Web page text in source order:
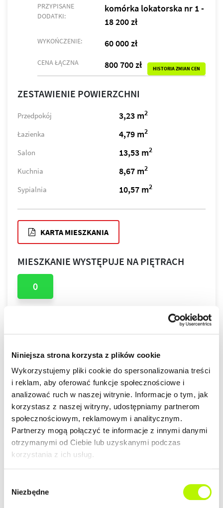
Niniejsza strona korzysta z plików cookie
Wykorzystujemy pliki cookie do spersonalizowania treści
i reklam, aby oferować funkcje społecznościowe i
analizować ruch w naszej witrynie. Informacje o tym, jak
korzystasz z naszej witryny, udostępniamy partnerom
społecznościowym, reklamowym i analitycznym.
Partnerzy mogą połączyć te informacje z innymi danymi
otrzymanymi od Ciebie lub uzyskanymi podczas
korzystania z ich usług.
zgody
Niezbędne
PRZYPISANE
DODATKI:
komórka lokatorska nr 1 -
18 200 zł
WYKOŃCZENIE: 60 000 zł
CENA ŁĄCZNA 800 700 zł HISTORIA ZMIAN CEN
ZESTAWIENIE POWIERZCHNI
Przedpokój 3,23 m2
Łazienka 4,79 m2
Salon 13,53 m2
Kuchnia 8,67 m2
Sypialnia 10,57 m2
KARTA MIESZKANIA
MIESZKANIE WYSTĘPUJE NA PIĘTRACH
0
PLAN PIĘTRA
PLAN MIESZKANIA
LOKALIZACJA
Mieszkania z rynku wtórnego w Rzeszowie
mieszkania z rynku wtórnego